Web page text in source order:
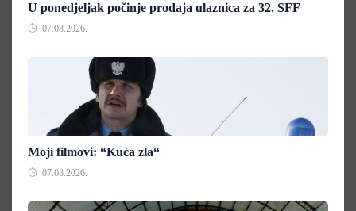
U ponedjeljak počinje prodaja ulaznica za 32. SFF
07.08.2026.
Moji filmovi: “Kuća zla“
07.08.2026.